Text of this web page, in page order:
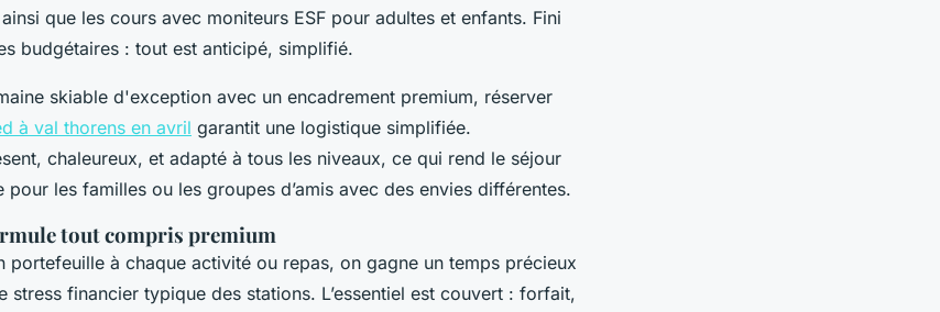
que les cours avec moniteurs ESF pour adultes et enfants. Fini
budgétaires : tout est anticipé, simplifié.
skiable d'exception avec un encadrement premium, réserver
à val thorens en avril garantit une logistique simplifiée.
chaleureux, et adapté à tous les niveaux, ce qui rend le séjour
les familles ou les groupes d’amis avec des envies différentes.
tout compris premium
portefeuille à chaque activité ou repas, on gagne un temps précieux
stress financier typique des stations. L’essentiel est couvert : forfait,